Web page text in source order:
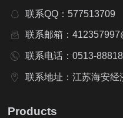
联系QQ：577513709
联系邮箱：
联系电话：0513-
联系地址：江苏海安
Products